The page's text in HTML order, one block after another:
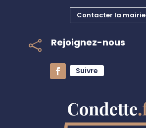
Contacter la mairie
 Rejoignez-nous
Suivre